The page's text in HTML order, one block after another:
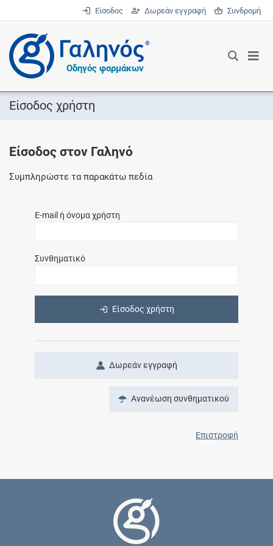
Είσοδος Δωρεάν εγγραφή Συνδρομή
®
Οδηγός φαρμάκων
Είσοδος χρήστη
Είσοδος στον Γαληνό
Συμπληρώστε τα παρακάτω πεδία
E-mail ή όνομα χρήστη
Συνθηματικό
Είσοδος χρήστη
Δωρεάν εγγραφή
Ανανέωση συνθηματικού
Επιστροφή